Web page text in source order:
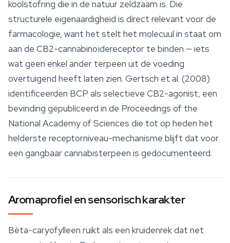
koolstofring die in de natuur zeldzaam is. Die
structurele eigenaardigheid is direct relevant voor de
farmacologie, want het stelt het molecuul in staat om
aan de CB2-cannabinoïdereceptor te binden — iets
wat geen enkel ander terpeen uit de voeding
overtuigend heeft laten zien. Gertsch et al. (2008)
identificeerden BCP als selectieve CB2-agonist, een
bevinding gepubliceerd in de Proceedings of the
National Academy of Sciences die tot op heden het
helderste receptorniveau-mechanisme blijft dat voor
een gangbaar cannabisterpeen is gedocumenteerd.
Aromaprofiel en sensorisch karakter
Bèta-caryofylleen ruikt als een kruidenrek dat net